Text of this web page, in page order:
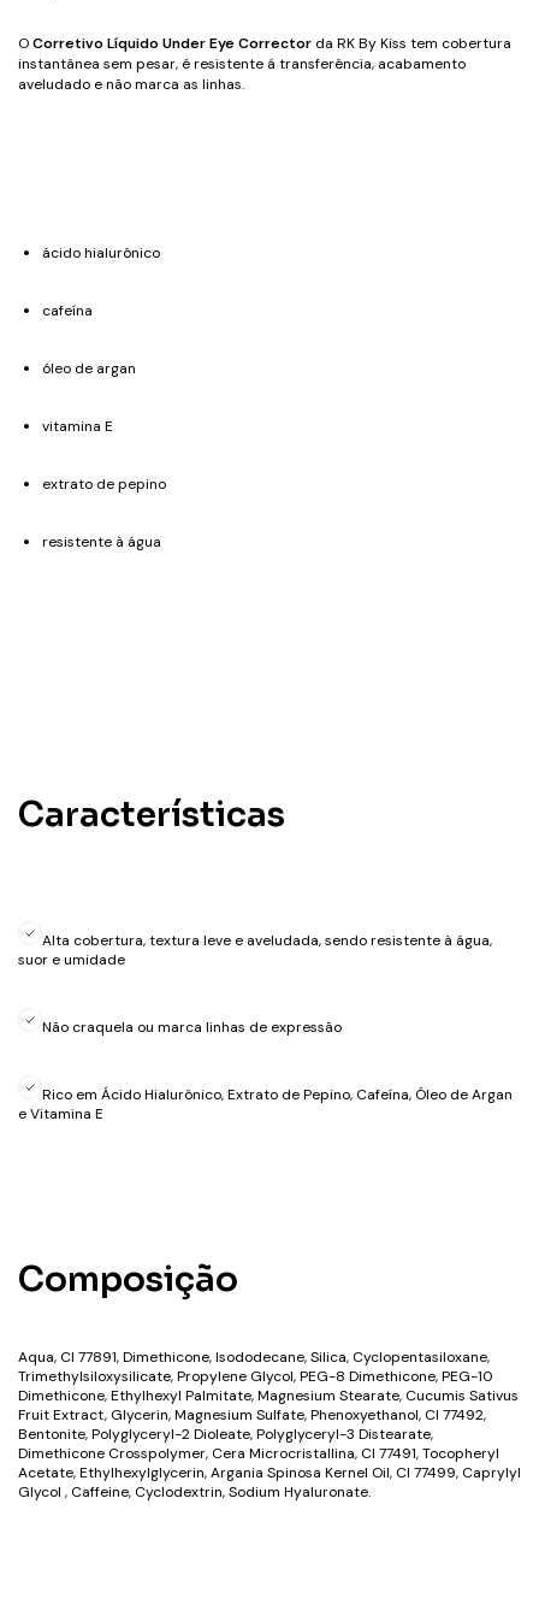
OCorretivo Líquido Under Eye Corrector da RK By Kiss tem cobertura
instantânea sem pesar, é resistente á transferência, acabamento
aveludado e não marca as linhas.
ácido hialurônico
cafeína
óleo de argan
vitamina E
extrato de pepino
resistente à água
Características
Alta cobertura, textura leve e aveludada, sendo resistente à água,
suor e umidade
Não craquela ou marca linhas de expressão
Rico em Ácido Hialurônico, Extrato de Pepino, Cafeína, Óleo de Argan
e Vitamina E
Composição
Aqua, CI 77891, Dimethicone, Isododecane, Silica, Cyclopentasiloxane,
Trimethylsiloxysilicate, Propylene Glycol, PEG-8 Dimethicone, PEG-10
Dimethicone, Ethylhexyl Palmitate, Magnesium Stearate, Cucumis Sativus
Fruit Extract, Glycerin, Magnesium Sulfate, Phenoxyethanol, CI 77492,
Bentonite, Polyglyceryl-2 Dioleate, Polyglyceryl-3 Distearate,
Dimethicone Crosspolymer, Cera Microcristallina, CI 77491, Tocopheryl
Acetate, Ethylhexylglycerin, Argania Spinosa Kernel Oil, CI 77499, Caprylyl
Glycol , Caffeine, Cyclodextrin, Sodium Hyaluronate.